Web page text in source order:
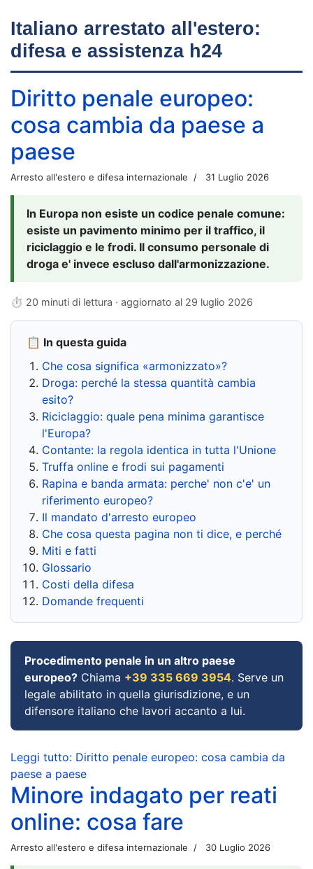
Italiano arrestato all'estero:
difesa e assistenza h24
Diritto penale europeo:
cosa cambia da paese a
paese
Arresto all'estero e difesa internazionale 31 Luglio 2026
In Europa non esiste un codice penale comune:
esiste un pavimento minimo per il traffico, il
riciclaggio e le frodi. Il consumo personale di
droga e' invece escluso dall'armonizzazione.
⏱ 20 minuti di lettura · aggiornato al 29 luglio 2026
📋 In questa guida
Che cosa significa «armonizzato»?
Droga: perché la stessa quantità cambia
esito?
Riciclaggio: quale pena minima garantisce
l'Europa?
Contante: la regola identica in tutta l'Unione
Truffa online e frodi sui pagamenti
Rapina e banda armata: perche' non c'e' un
riferimento europeo?
Il mandato d'arresto europeo
Che cosa questa pagina non ti dice, e perché
Miti e fatti
Glossario
Costi della difesa
Domande frequenti
Procedimento penale in un altro paese
europeo? Chiama +39 335 669 3954. Serve un
legale abilitato in quella giurisdizione, e un
difensore italiano che lavori accanto a lui.
Leggi tutto: Diritto penale europeo: cosa cambia da
paese a paese
Minore indagato per reati
online: cosa fare
Arresto all'estero e difesa internazionale 30 Luglio 2026